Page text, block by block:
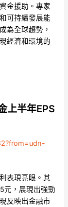
金援助。專家
可持續發展能
為全球趨勢，
經濟和環境的
上半年EPS
表現亮眼。其
元，展現出強勁
反映出金融市